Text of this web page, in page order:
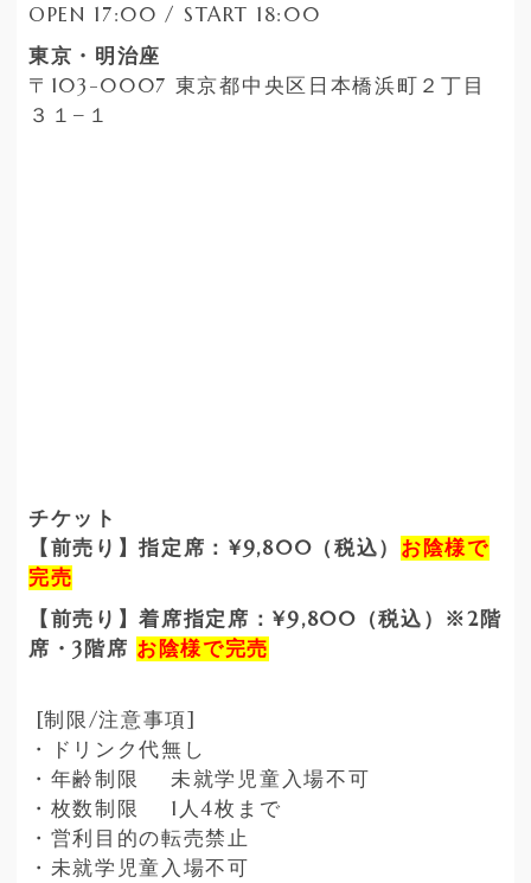
OPEN 17:00 / START 18:00
東京・明治座
〒103-0007 東京都中央区日本橋浜町２丁目
３１−１
チケット
【前売り】指定席：¥9,800（税込） お陰様で
完売
【前売り】着席指定席：¥9,800（税込）※2階
席・3階席 お陰様で完売
[制限/注意事項]
・ドリンク代無し
・年齢制限 未就学児童入場不可
・枚数制限 1人4枚まで
・営利目的の転売禁止
・未就学児童入場不可